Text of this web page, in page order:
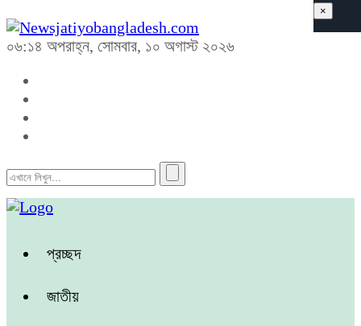
০৬:১৪ অপরাহ্ন, সোমবার, ১০ অগাস্ট ২০২৬
প্রচ্ছদ
জাতীয়
×